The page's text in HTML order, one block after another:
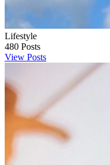
Lifestyle
480 Posts
View Posts